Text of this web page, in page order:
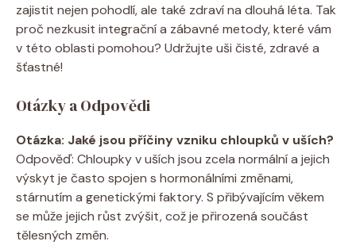
zajistit nejen pohodlí, ale také zdraví na dlouhá léta. Tak
proč nezkusit integrační a zábavné metody, které vám
v této oblasti pomohou? Udržujte uši čisté, zdravé a
šťastné!
Otázky a Odpovědi
Otázka: Jaké jsou příčiny vzniku chloupků v uších?
Odpověď: Chloupky v uších jsou zcela normální a jejich
výskyt je často spojen s hormonálními změnami,
stárnutím a genetickými faktory. S přibývajícím věkem
se může jejich růst zvýšit, což je přirozená součást
tělesných změn.